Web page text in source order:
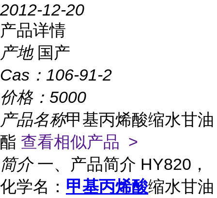
2012-12-20
产品详情
产地 国产
Cas： 106-91-2
价格： 5000
产品名称甲基丙烯酸缩水甘油
酯 查看相似产品 >
简介 一、产品简介 HY820，
化学名： 甲基丙烯酸缩水甘油